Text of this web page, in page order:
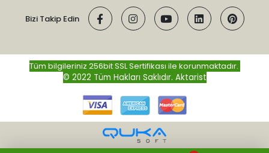
Bizi Takip Edin
Tüm bilgileriniz 256bit SSL Sertifikası ile korunmaktadır.
© 2022 Tüm Hakları Saklıdır. Aktarist